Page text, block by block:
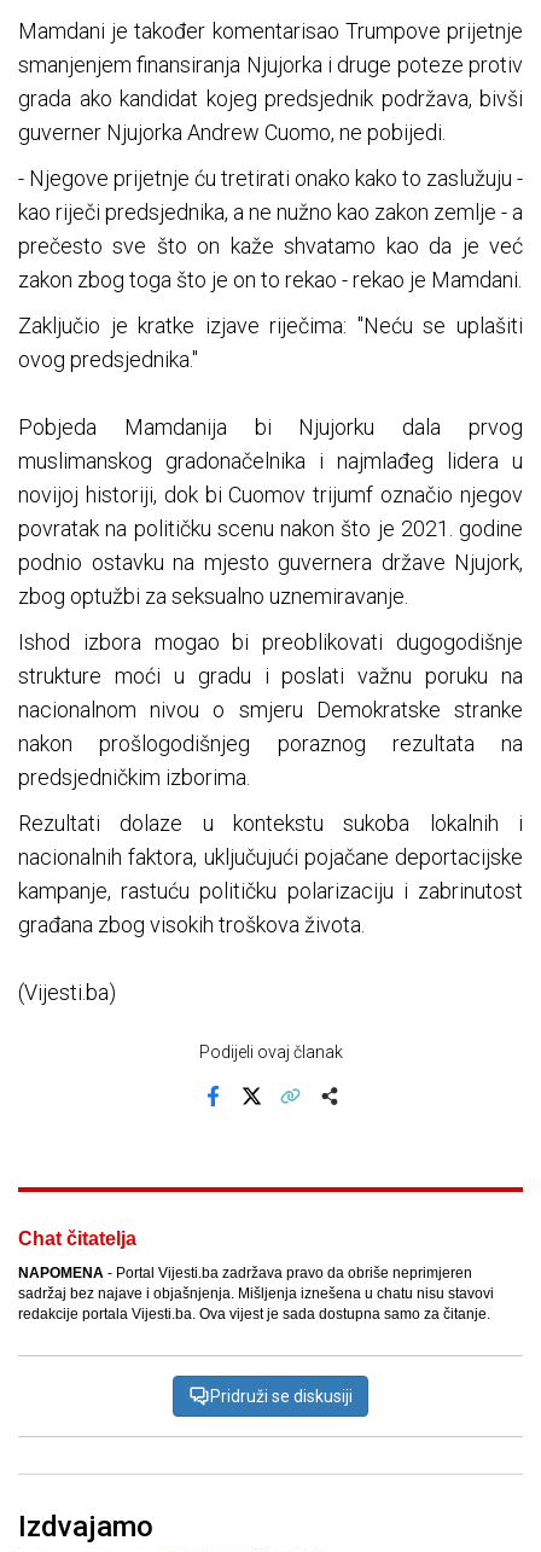
Mamdani je također komentarisao Trumpove prijetnje
smanjenjem finansiranja Njujorka i druge poteze protiv
grada ako kandidat kojeg predsjednik podržava, bivši
guverner Njujorka Andrew Cuomo, ne pobijedi.
- Njegove prijetnje ću tretirati onako kako to zaslužuju -
kao riječi predsjednika, a ne nužno kao zakon zemlje - a
prečesto sve što on kaže shvatamo kao da je već
zakon zbog toga što je on to rekao - rekao je Mamdani.
Zaključio je kratke izjave riječima: "Neću se uplašiti
ovog predsjednika."
Pobjeda Mamdanija bi Njujorku dala prvog
muslimanskog gradonačelnika i najmlađeg lidera u
novijoj historiji, dok bi Cuomov trijumf označio njegov
povratak na političku scenu nakon što je 2021. godine
podnio ostavku na mjesto guvernera države Njujork,
zbog optužbi za seksualno uznemiravanje.
Ishod izbora mogao bi preoblikovati dugogodišnje
strukture moći u gradu i poslati važnu poruku na
nacionalnom nivou o smjeru Demokratske stranke
nakon prošlogodišnjeg poraznog rezultata na
predsjedničkim izborima.
Rezultati dolaze u kontekstu sukoba lokalnih i
nacionalnih faktora, uključujući pojačane deportacijske
kampanje, rastuću političku polarizaciju i zabrinutost
građana zbog visokih troškova života.
(Vijesti.ba)
Podijeli ovaj članak
Chat čitatelja
NAPOMENA - Portal Vijesti.ba zadržava pravo da obriše neprimjeren
sadržaj bez najave i objašnjenja. Mišljenja iznešena u chatu nisu stavovi
redakcije portala Vijesti.ba. Ova vijest je sada dostupna samo za čitanje.
Pridruži se diskusiji
Izdvajamo